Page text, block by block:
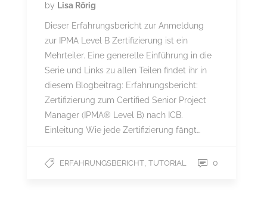
by Lisa Rörig
Dieser Erfahrungsbericht zur Anmeldung
zur IPMA Level B Zertifizierung ist ein
Mehrteiler. Eine generelle Einführung in die
Serie und Links zu allen Teilen findet ihr in
diesem Blogbeitrag: Erfahrungsbericht:
Zertifizierung zum Certified Senior Project
Manager (IPMA® Level B) nach ICB.
Einleitung Wie jede Zertifizierung fängt…
ERFAHRUNGSBERICHT TUTORIAL 0